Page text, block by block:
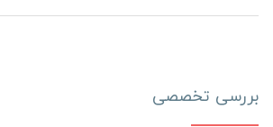
بررسی تخصصی